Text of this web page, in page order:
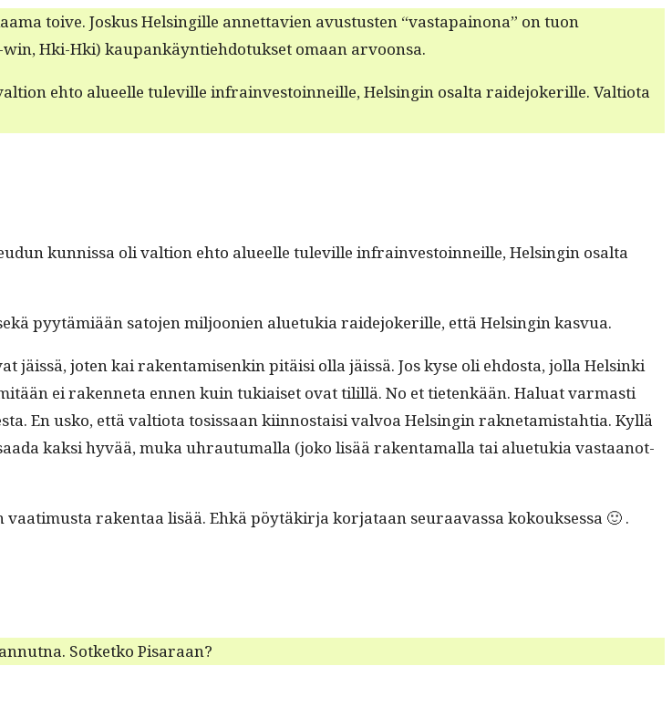
toive. Joskus Helsingille annet­tavien avus­tusten “vastapain­ona” on tuon
Hki-Hki) kau­pankäyn­tiehdo­tuk­set omaan arvoonsa.
ehto alueelle tuleville infrain­vestoin­neille, Helsin­gin osalta raide­jok­er­ille. Val­tio­ta
kun­nis­sa oli val­tion ehto alueelle tuleville infrain­vestoin­neille, Helsin­gin osalta
pyytämiään sato­jen miljoonien alue­tukia raide­jok­er­ille, että Helsin­gin kasvua.
jäis­sä, joten kai rak­en­tamisenkin pitäisi olla jäis­sä. Jos kyse oli ehdos­ta, jol­la Helsin­ki
ei raken­neta ennen kuin tuki­aiset ovat tilil­lä. No et tietenkään. Halu­at var­masti
En usko, että val­tio­ta tosis­saan kiin­nos­taisi valvoa Helsin­gin rakne­tamis­tah­tia. Kyl­lä
kak­si hyvää, muka uhrautu­mal­la (joko lisää rak­en­ta­mal­la tai alue­tukia vas­taan­ot­
rak­en­taa lisää. Ehkä pöytäkir­ja kor­jataan seu­raavas­sa kokouksessa 🙂 .
Sotketko Pisaraan?